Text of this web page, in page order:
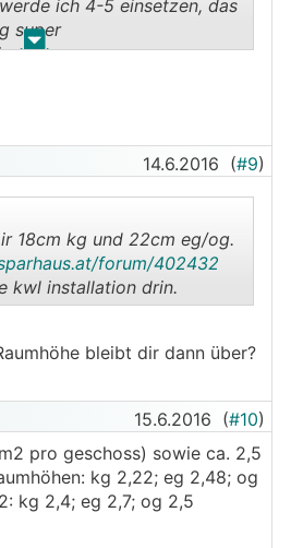
. .
ich 4-5 einsetzen, das
super
14.6.2016 (#9)
18cm kg und 22cm eg/og.
forum/402432
kwl installation drin.
bleibt dir dann über?
15.6.2016 (#10)
pro geschoss) sowie ca. 2,5
kg 2,22; eg 2,48; og
kg 2,4; eg 2,7; og 2,5